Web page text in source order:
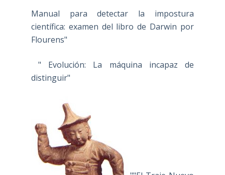
Manual para detectar la impostura
científica: examen del libro de Darwin por
Flourens"
" Evolución: La máquina incapaz de
distinguir"